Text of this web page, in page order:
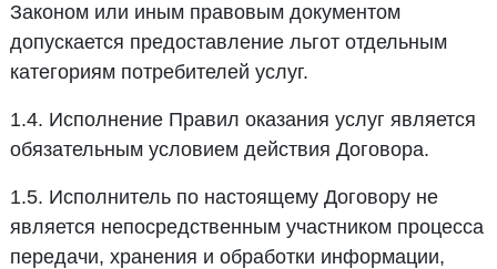
Законом или иным правовым документом
допускается предоставление льгот отдельным
категориям потребителей услуг.
1.4. Исполнение Правил оказания услуг является
обязательным условием действия Договора.
1.5. Исполнитель по настоящему Договору не
является непосредственным участником процесса
передачи, хранения и обработки информации,